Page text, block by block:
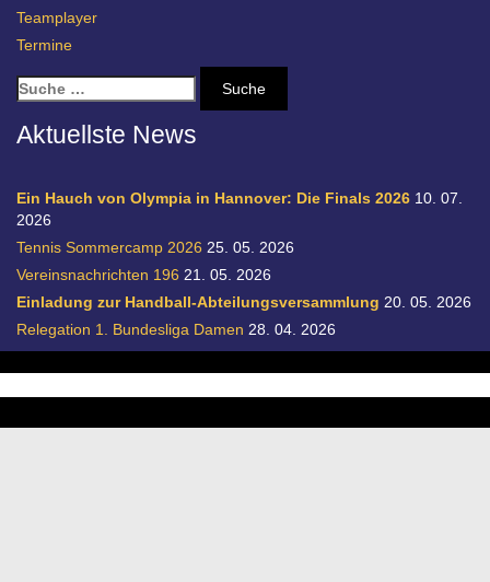
Teamplayer
Termine
S
u
c
n
a
c
:
Aktuellste News
Ein Hauch von Olympia in Hannover: Die Finals 2026 10. 07.
2026
Tennis Sommercamp 2026 25. 05. 2026
Vereinsnachrichten 196 21. 05. 2026
Einladung zur Handball-Abteilungsversammlung 20. 05. 2026
Relegation 1. Bundesliga Damen 28. 04. 2026